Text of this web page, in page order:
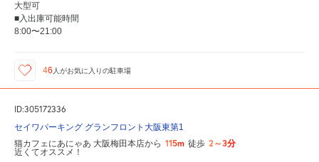
大型可
■入出庫可能時間
8:00〜21:00
46 人がお気に入りの駐車場
ID:305172336
セイワパーキング グランフロント大阪東第1
猫カフェにあにゃあ 大阪梅田本店から 115m 徒歩 2～3分
近くてオススメ！